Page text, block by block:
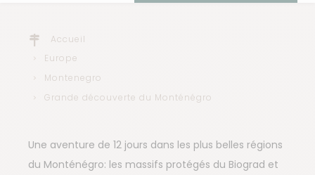
Accueil
Europe
Montenegro
Grande découverte du Monténégro
Une aventure de 12 jours dans les plus belles régions
du Monténégro: les massifs protégés du Biograd et